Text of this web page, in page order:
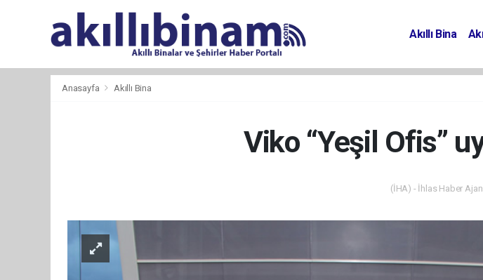
Akıllı Bina
Anasayfa Akıllı Bina
Viko “Yeşil Ofis”
(İHA) - İhlas Haber